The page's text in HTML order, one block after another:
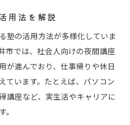
用法を解説
塾の活用方法が多様化していま
市では、社会人向けの夜間講座
が進んでおり、仕事帰りや休日
ています。たとえば、パソコン
講座など、実生活やキャリアに